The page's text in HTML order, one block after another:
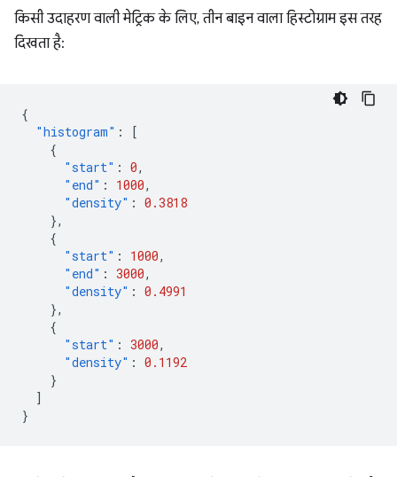
किसी उदाहरण वाली मेट्रिक के लिए, तीन बाइन वाला हिस्टोग्राम इस तरह
दिखता है:
{
"histogram" :
[
{
"start" : 0,
"end" : 1000,
"density" : 0.3818
},
{
"start" : 1000,
"end" : 3000,
"density" : 0.4991
},
{
"start" : 3000,
"density" : 0.1192
}
]
}